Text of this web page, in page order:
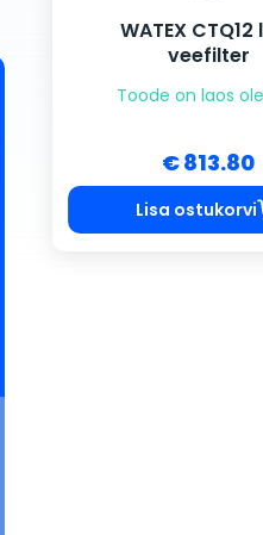
WATEX
veefilter
Toode on laos
€ 813.80
Lisa ostukorvi